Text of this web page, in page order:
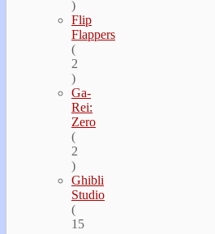
)
Flip
Flappers
(
2
)
Ga-
Rei:
Zero
(
2
)
Ghibli
Studio
(
15